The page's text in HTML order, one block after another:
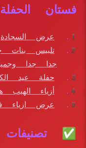
فستان
عرض السجادة
تلبيس بنات
جدا جدا
حفلة عيد
أزياء الهيب
عرض ازياء
✅ تصنيفات